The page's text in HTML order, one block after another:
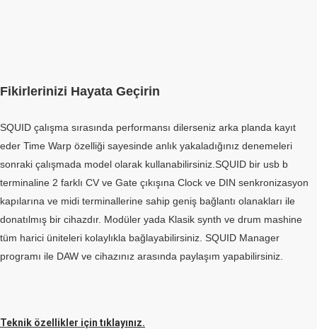
Fikirlerinizi Hayata Geçirin
SQUID çalışma sırasında performansı dilerseniz arka planda kayıt
eder Time Warp özelliği sayesinde anlık yakaladığınız denemeleri
sonraki çalışmada model olarak kullanabilirsiniz.SQUID bir usb b
terminaline 2 farklı CV ve Gate çıkışına Clock ve DIN senkronizasyon
kapılarına ve midi terminallerine sahip geniş bağlantı olanakları ile
donatılmış bir cihazdır. Modüler yada Klasik synth ve drum mashine
tüm harici üniteleri kolaylıkla bağlayabilirsiniz. SQUID Manager
programı ile DAW ve cihazınız arasında paylaşım yapabilirsiniz.
Teknik özellikler için tıklayınız.